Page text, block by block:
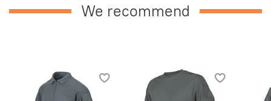
We recommend